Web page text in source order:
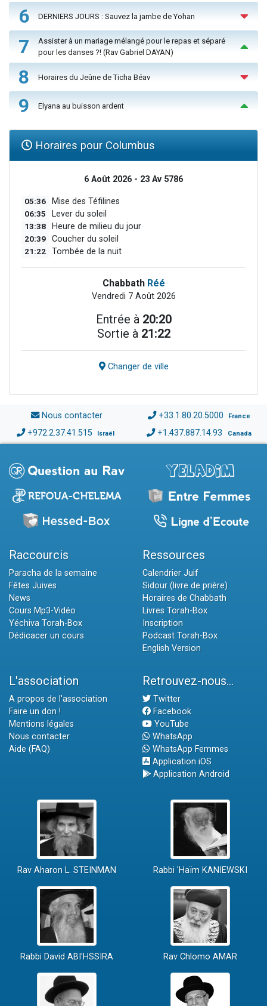
6 DERNIERS JOURS : Sauvez la jambe de Yohan
7
Assister à un mariage mélangé pour le repas et séparé
pour les danses ?! (Rav Gabriel DAYAN)
8 Horaires du Jeûne de Ticha Béav
9 Elyana au buisson ardent
Horaires pour Columbus
6 Août 2026 - 23 Av 5786
05:36 Mise des Téfilines
06:35 Lever du soleil
13:38 Heure de milieu du jour
20:39 Coucher du soleil
21:22 Tombée de la nuit
Chabbath Réé
Vendredi 7 Août 2026
Entrée à 20:20
Sortie à 21:22
Changer de ville
Nous contacter +33.1.80.20.5000 France
+972.2.37.41.515 Israël +1.437.887.14.93 Canada
Raccourcis
Paracha de la semaine
Fêtes Juives
News
Cours Mp3-Vidéo
Yéchiva Torah-Box
Dédicacer un cours
Ressources
Calendrier Juif
Sidour (livre de prière)
Horaires de Chabbath
Livres Torah-Box
Inscription
Podcast Torah-Box
English Version
L'association
A propos de l'association
Faire un don !
Mentions légales
Nous contacter
Aide (FAQ)
Retrouvez-nous...
Twitter
Facebook
YouTube
WhatsApp
WhatsApp Femmes
Application iOS
Application Android
Rav Aharon L. STEINMAN Rabbi 'Haïm KANIEWSKI
Rabbi David ABI'HSSIRA Rav Chlomo AMAR